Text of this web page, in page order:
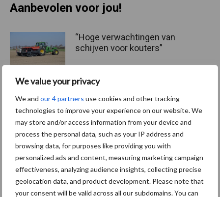
We value your privacy
We and our 4 partners use cookies and other tracking
technologies to improve your experience on our website. We
may store and/or access information from your device and
process the personal data, such as your IP address and
browsing data, for purposes like providing you with
personalized ads and content, measuring marketing campaign
effectiveness, analyzing audience insights, collecting precise
geolocation data, and product development. Please note that
your consent will be valid across all our subdomains. You can
Aanbevolen voor jou!
“Hoge verwachtingen van
schijven voor kouters”
Albourgh Tyres breidt uit
naar nieuwe
marktsegmenten
Caterpillar breidt gamma
elektrische bulldozers uit